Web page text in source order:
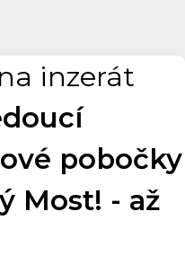
inzerát
pobočky
Most! - až